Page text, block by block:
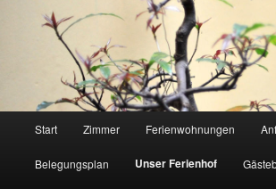
Zum
primären
Start Zimmer Ferienwohnungen
Belegungsplan Unser Ferienhof